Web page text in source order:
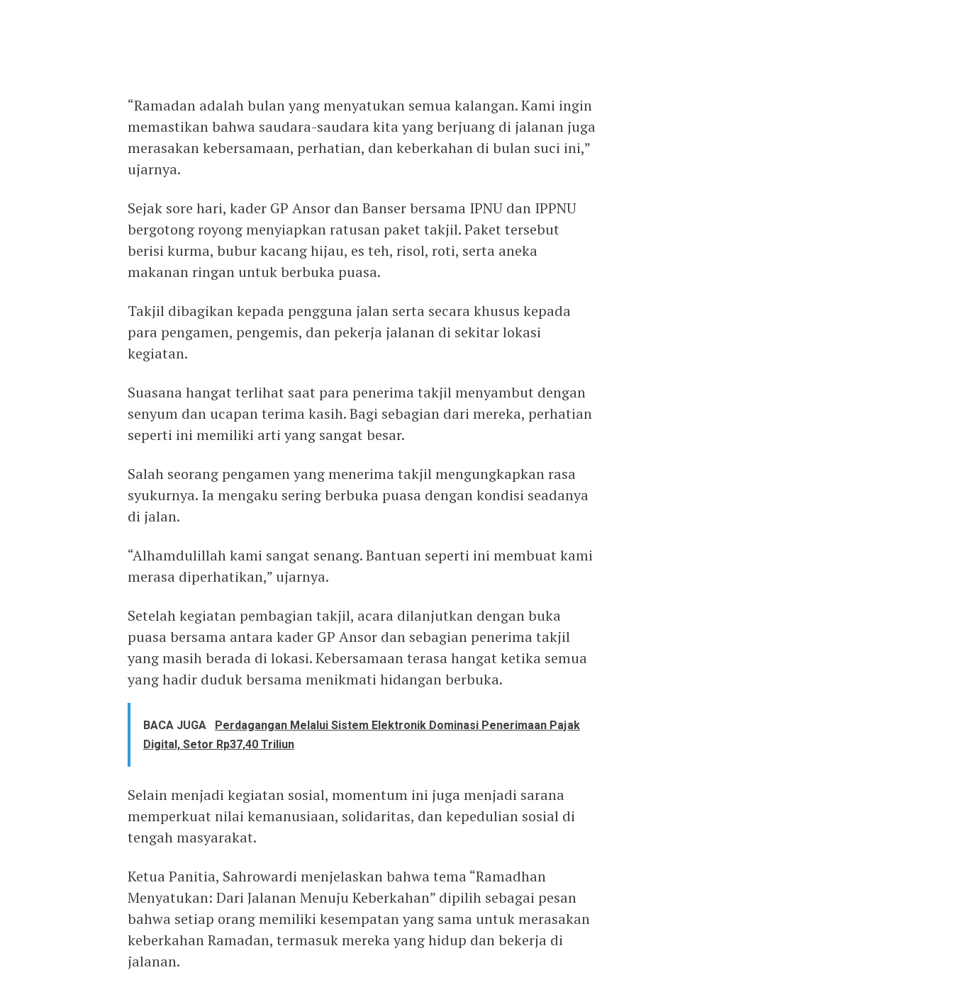
“Ramadan adalah bulan yang menyatukan semua kalangan. Kami ingin
memastikan bahwa saudara-saudara kita yang berjuang di jalanan juga
merasakan kebersamaan, perhatian, dan keberkahan di bulan suci ini,”
ujarnya.
Sejak sore hari, kader GP Ansor dan Banser bersama IPNU dan IPPNU
bergotong royong menyiapkan ratusan paket takjil. Paket tersebut
berisi kurma, bubur kacang hijau, es teh, risol, roti, serta aneka
makanan ringan untuk berbuka puasa.
Takjil dibagikan kepada pengguna jalan serta secara khusus kepada
para pengamen, pengemis, dan pekerja jalanan di sekitar lokasi
kegiatan.
Suasana hangat terlihat saat para penerima takjil menyambut dengan
senyum dan ucapan terima kasih. Bagi sebagian dari mereka, perhatian
seperti ini memiliki arti yang sangat besar.
Salah seorang pengamen yang menerima takjil mengungkapkan rasa
syukurnya. Ia mengaku sering berbuka puasa dengan kondisi seadanya
di jalan.
“Alhamdulillah kami sangat senang. Bantuan seperti ini membuat kami
merasa diperhatikan,” ujarnya.
Setelah kegiatan pembagian takjil, acara dilanjutkan dengan buka
puasa bersama antara kader GP Ansor dan sebagian penerima takjil
yang masih berada di lokasi. Kebersamaan terasa hangat ketika semua
yang hadir duduk bersama menikmati hidangan berbuka.
BACA JUGA Perdagangan Melalui Sistem Elektronik Dominasi Penerimaan Pajak
Digital, Setor Rp37,40 Triliun
Selain menjadi kegiatan sosial, momentum ini juga menjadi sarana
memperkuat nilai kemanusiaan, solidaritas, dan kepedulian sosial di
tengah masyarakat.
Ketua Panitia, Sahrowardi menjelaskan bahwa tema “Ramadhan
Menyatukan: Dari Jalanan Menuju Keberkahan” dipilih sebagai pesan
bahwa setiap orang memiliki kesempatan yang sama untuk merasakan
keberkahan Ramadan, termasuk mereka yang hidup dan bekerja di
jalanan.